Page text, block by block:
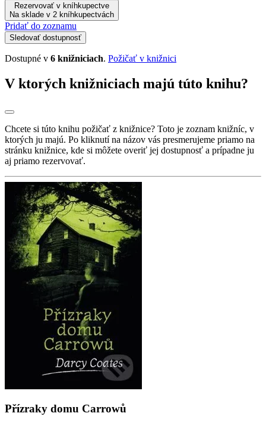
Rezervovať v kníhkupectve
Na sklade v 2 kníhkupectvách
Pridať do zoznamu
Sledovať dostupnosť
Dostupné v 6 knižniciach. Požičať v knižnici
V ktorých knižniciach majú túto knihu?
Chcete si túto knihu požičať z knižnice? Toto je zoznam knižníc, v
ktorých ju majú. Po kliknutí na názov vás presmerujeme priamo na
stránku knižnice, kde si môžete overiť jej dostupnosť a prípadne ju
aj priamo rezervovať.
Přízraky domu Carrowů